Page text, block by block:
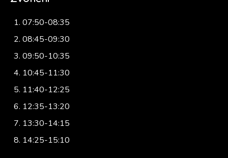
07:50-08:35
08:45-09:30
09:50-10:35
10:45-11:30
11:40-12:25
12:35-13:20
13:30-14:15
14:25-15:10